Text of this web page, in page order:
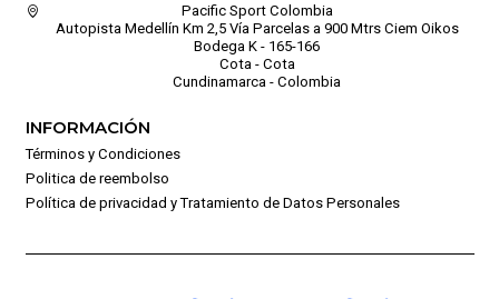
Pacific Sport Colombia
Autopista Medellín Km 2,5 Vía Parcelas a 900 Mtrs Ciem Oikos
Bodega K - 165-166
Cota - Cota
Cundinamarca - Colombia
INFORMACIÓN
Términos y Condiciones
Politica de reembolso
Política de privacidad y Tratamiento de Datos Personales